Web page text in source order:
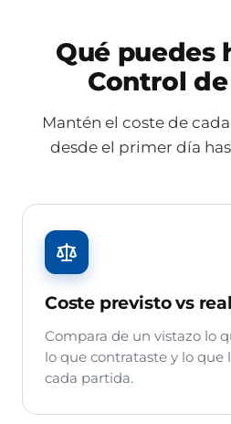
Qué puedes
Control
Mantén el coste de
desde el primer día
Coste previsto vs real
Compara de un vistazo lo
lo que contrataste y lo que
cada partida.